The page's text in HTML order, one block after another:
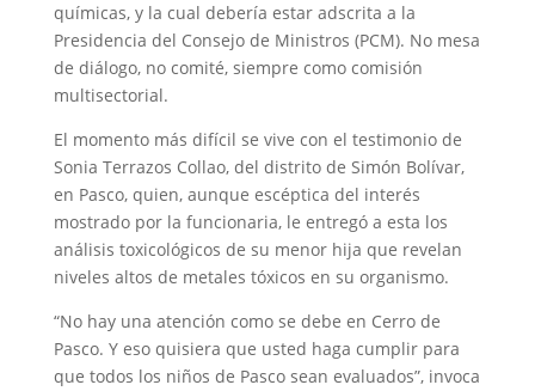
químicas, y la cual debería estar adscrita a la
Presidencia del Consejo de Ministros (PCM). No mesa
de diálogo, no comité, siempre como comisión
multisectorial.
El momento más difícil se vive con el testimonio de
Sonia Terrazos Collao, del distrito de Simón Bolívar,
en Pasco, quien, aunque escéptica del interés
mostrado por la funcionaria, le entregó a esta los
análisis toxicológicos de su menor hija que revelan
niveles altos de metales tóxicos en su organismo.
“No hay una atención como se debe en Cerro de
Pasco. Y eso quisiera que usted haga cumplir para
que todos los niños de Pasco sean evaluados”, invoca